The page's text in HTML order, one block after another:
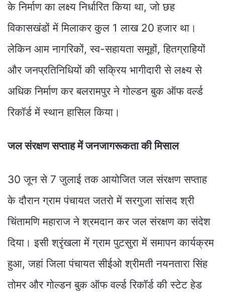
के निर्माण का लक्ष्य निर्धारित किया था, जो छह
विकासखंडों में मिलाकर कुल 1 लाख 20 हजार था।
लेकिन आम नागरिकों, स्व-सहायता समूहों, हितग्राहियों
और जनप्रतिनिधियों की सक्रिय भागीदारी से लक्ष्य से
अधिक निर्माण कर बलरामपुर ने गोल्डन बुक ऑफ वर्ल्ड
रिकॉर्ड में स्थान हासिल किया।
जल संरक्षण सप्ताह में जनजागरूकता की मिसाल
30 जून से 7 जुलाई तक आयोजित जल संरक्षण सप्ताह
के दौरान ग्राम पंचायत जतरो में सरगुजा सांसद श्री
चिंतामणि महाराज ने श्रमदान कर जल संरक्षण का संदेश
दिया। इसी श्रृंखला में ग्राम पुटसुरा में समापन कार्यक्रम
हुआ, जहां जिला पंचायत सीईओ श्रीमती नयनतारा सिंह
तोमर और गोल्डन बुक ऑफ वर्ल्ड रिकॉर्ड की स्टेट हेड